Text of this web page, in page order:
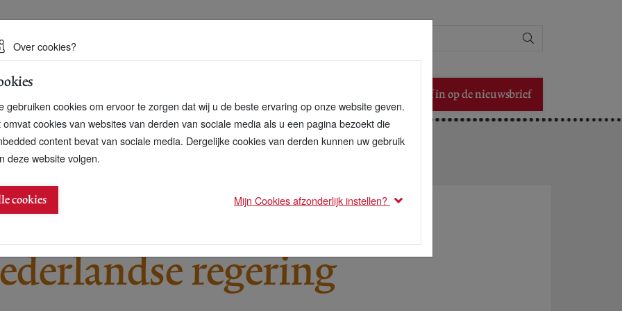
duurzame toekomst
Schrijf in op de nieuwsbrief
zich in voor leefbaar loon
regering
Over cookies?
gebruiken cookies om ervoor te zorgen dat wij u de beste ervaring op onze website geven.
omvat cookies van websites van derden van sociale media als u een pagina bezoekt die
content bevat van sociale media. Dergelijke cookies van derden kunnen uw gebruik
deze website volgen.
cookies Mijn Cookies afzonderlijk instellen?